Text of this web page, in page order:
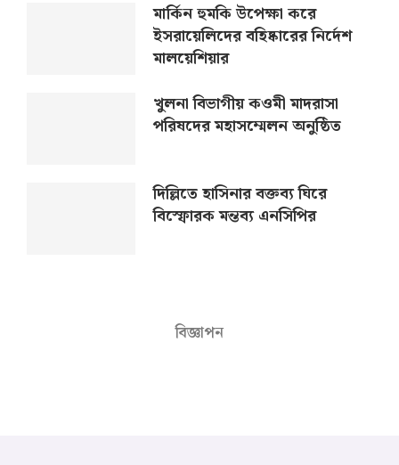
মার্কিন হুমকি উপেক্ষা করে
ইসরায়েলিদের বহিষ্কারের নির্দেশ
মালয়েশিয়ার
খুলনা বিভাগীয় কওমী মাদরাসা
পরিষদের মহাসম্মেলন অনুষ্ঠিত
দিল্লিতে হাসিনার বক্তব্য ঘিরে
বিস্ফোরক মন্তব্য এনসিপির
বিজ্ঞাপন